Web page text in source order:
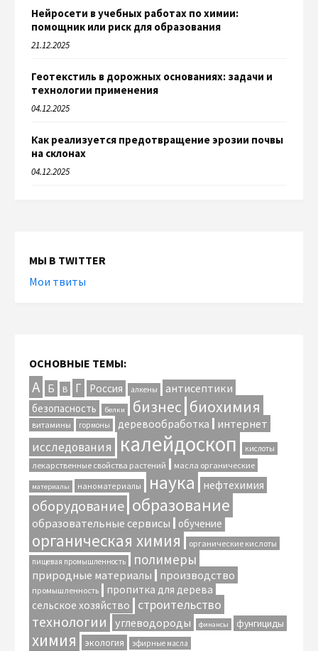
Нейросети в учебных работах по химии:
помощник или риск для образования
21.12.2025
Геотекстиль в дорожных основаниях: задачи и
технологии применения
04.12.2025
Как реализуется предотвращение эрозии почвы
на склонах
04.12.2025
МЫ В TWITTER
Мои твиты
ОСНОВНЫЕ ТЕМЫ:
А Б В Г Россия алкены антисептики
безопасность белки бизнес биохимия
витамины гормоны деревообработка интернет
исследования калейдоскоп кислоты
лекарственные свойства растений масла органические
материалы наноматериалы наука нефтехимия
оборудование образование
образовательные сервисы обучение
органическая химия органические кислоты
пищевая промышленность полимеры
природные материалы производство
промышленность
пропитка для дерева
сельское хозяйство
строительство
технологии углеводороды финансы фунгициды
химия экология эфирные масла